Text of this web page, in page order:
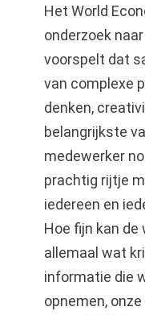
Het World
onderzoek
voorspelt dat
van complexe
denken,
belangrijkste
medewerker
prachtig rijtje
iedereen en
Hoe fijn kan de
allemaal wat
informatie die
opnemen,